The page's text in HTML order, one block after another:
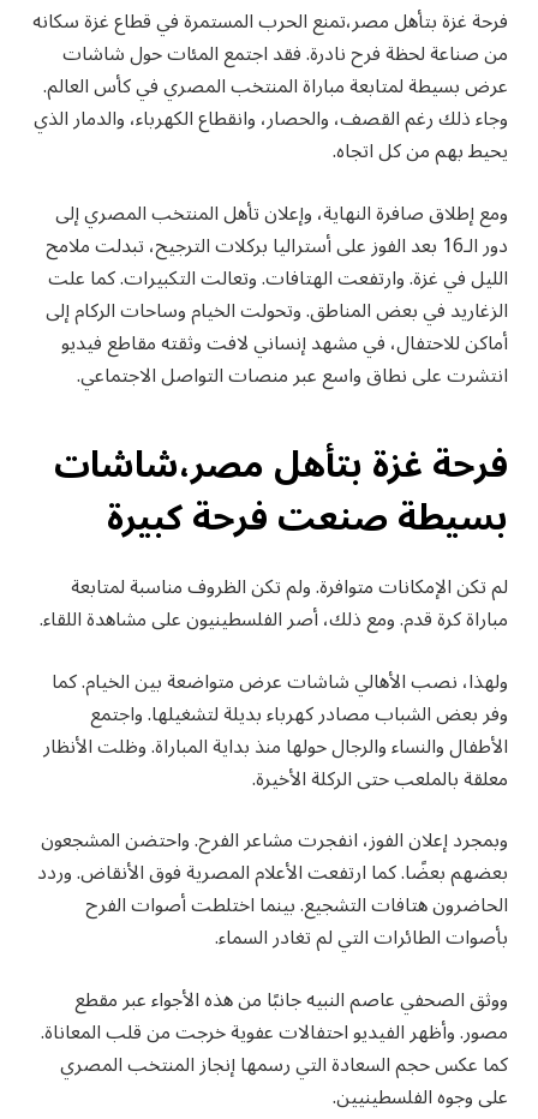
فرحة غزة بتأهل مصر،تمنع الحرب المستمرة في قطاع غزة سكانه
من صناعة لحظة فرح نادرة. فقد اجتمع المئات حول شاشات
عرض بسيطة لمتابعة مباراة المنتخب المصري في كأس العالم.
وجاء ذلك رغم القصف، والحصار، وانقطاع الكهرباء، والدمار الذي
يحيط بهم من كل اتجاه.
ومع إطلاق صافرة النهاية، وإعلان تأهل المنتخب المصري إلى
دور الـ16 بعد الفوز على أستراليا بركلات الترجيح، تبدلت ملامح
الليل في غزة. وارتفعت الهتافات. وتعالت التكبيرات. كما علت
الزغاريد في بعض المناطق. وتحولت الخيام وساحات الركام إلى
أماكن للاحتفال، في مشهد إنساني لافت وثقته مقاطع فيديو
انتشرت على نطاق واسع عبر منصات التواصل الاجتماعي.
فرحة غزة بتأهل مصر،شاشات
بسيطة صنعت فرحة كبيرة
لم تكن الإمكانات متوافرة. ولم تكن الظروف مناسبة لمتابعة
مباراة كرة قدم. ومع ذلك، أصر الفلسطينيون على مشاهدة اللقاء.
ولهذا، نصب الأهالي شاشات عرض متواضعة بين الخيام. كما
وفر بعض الشباب مصادر كهرباء بديلة لتشغيلها. واجتمع
الأطفال والنساء والرجال حولها منذ بداية المباراة. وظلت الأنظار
معلقة بالملعب حتى الركلة الأخيرة.
وبمجرد إعلان الفوز، انفجرت مشاعر الفرح. واحتضن المشجعون
بعضهم بعضًا. كما ارتفعت الأعلام المصرية فوق الأنقاض. وردد
الحاضرون هتافات التشجيع. بينما اختلطت أصوات الفرح
بأصوات الطائرات التي لم تغادر السماء.
ووثق الصحفي عاصم النبيه جانبًا من هذه الأجواء عبر مقطع
مصور. وأظهر الفيديو احتفالات عفوية خرجت من قلب المعاناة.
كما عكس حجم السعادة التي رسمها إنجاز المنتخب المصري
على وجوه الفلسطينيين.